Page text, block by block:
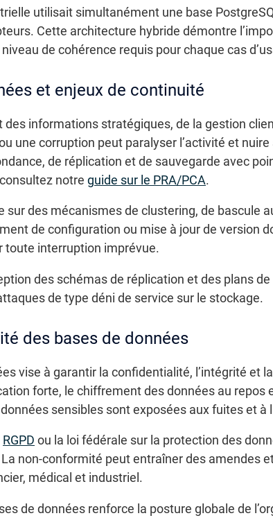
utilisait simultanément une base
Cette architecture hybride démontre
de cohérence requis pour chaque cas
et enjeux de continuité
informations stratégiques, de la gestion
une corruption peut paralyser l’activité et
de réplication et de sauvegarde avec
notre guide sur le PRA/PCA.
sur des mécanismes de clustering, de bascule
de configuration ou mise à jour de version
toute interruption imprévue.
des schémas de réplication et des plans
de type déni de service sur le stockage.
des bases de données
vise à garantir la confidentialité, l’intégrité et
forte, le chiffrement des données au repos
sensibles sont exposées aux fuites et à
RGPD ou la loi fédérale sur la protection des
non-conformité peut entraîner des amendes
médical et industriel.
de données renforce la posture globale de